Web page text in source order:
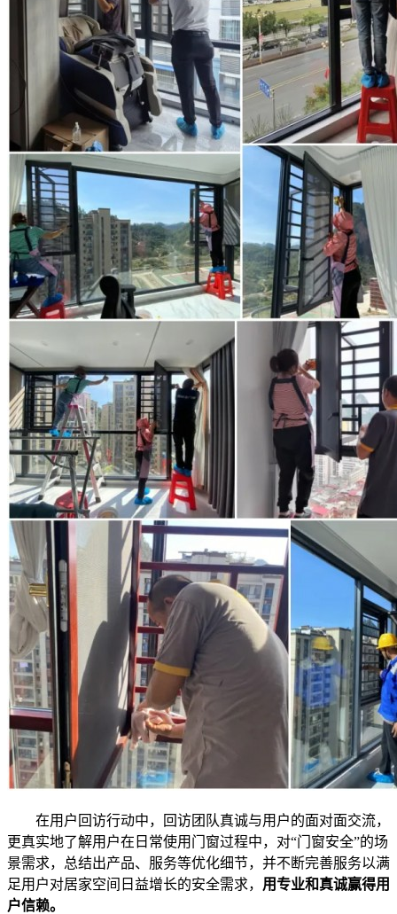
在用户回访行动中，回访团队真诚与用户的面对面交流，
更真实地了解用户在日常使用门窗过程中，对“门窗安全”的场
景需求，总结出产品、服务等优化细节，并不断完善服务以满
足用户对居家空间日益增长的安全需求， 用专业和真诚赢得用
户信赖。